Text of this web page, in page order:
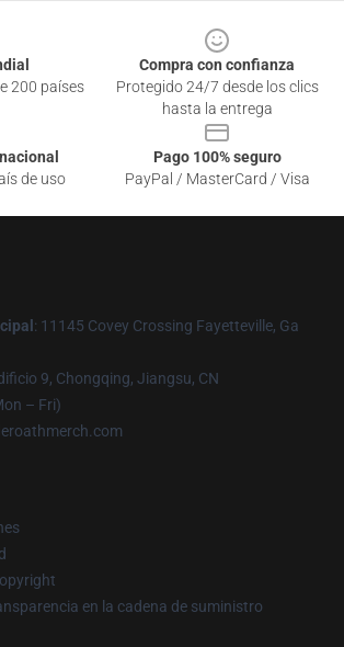
200 países
Compra con confianza
Protegido 24/7 desde los clics
hasta la entrega
de uso
Pago 100% seguro
PayPal / MasterCard / Visa
: 11145 Covey Crossing Fayetteville, Ga
9, Chongqing, Jiangsu, CN
– Fri)
en la cadena de suministro